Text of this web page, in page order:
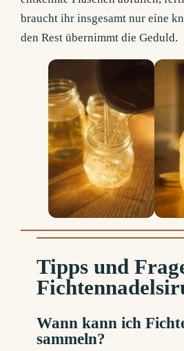
braucht ihr insgesamt nur eine
den Rest übernimmt die Geduld.
Tipps und
Wann kann ich
sammeln?